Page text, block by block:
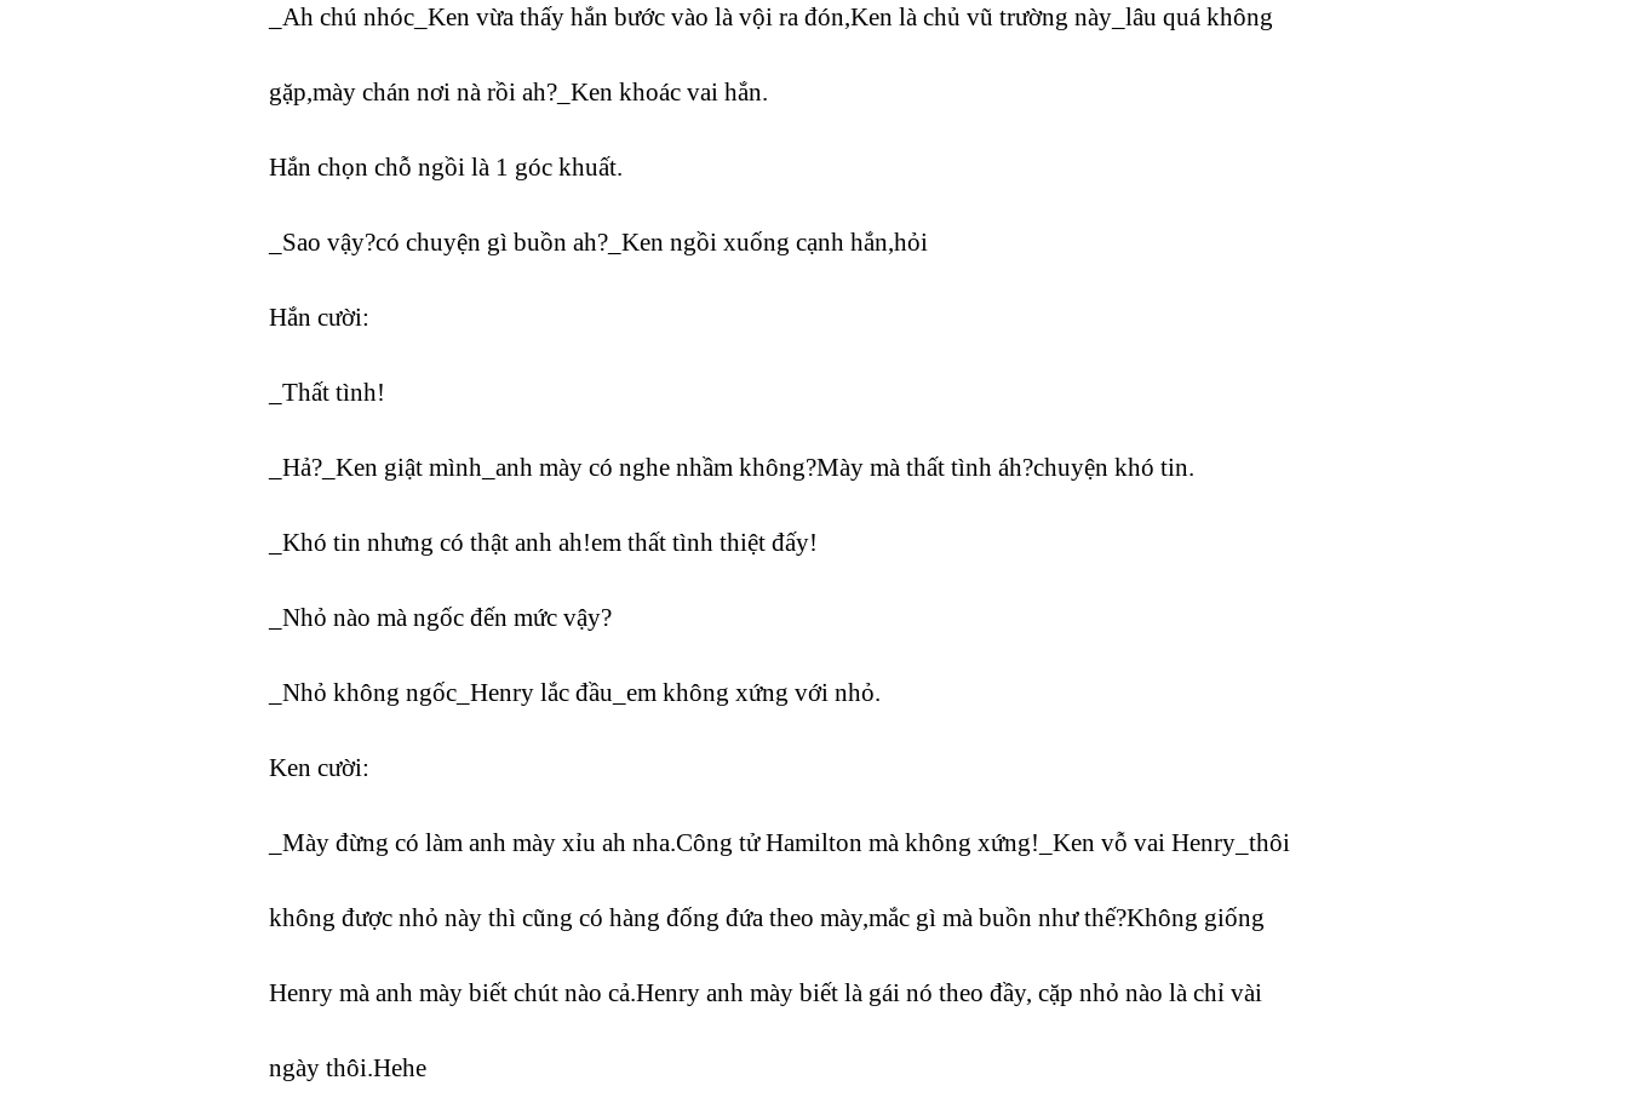
_Ah chú nhóc_Ken vừa thấy hắn bước vào là vội ra đón,Ken là chủ vũ trường này_lâu quá không
gặp,mày chán nơi nà rồi ah?_Ken khoác vai hắn.
Hắn chọn chỗ ngồi là 1 góc khuất.
_Sao vậy?có chuyện gì buồn ah?_Ken ngồi xuống cạnh hắn,hỏi
Hắn cười:
_Thất tình!
_Hả?_Ken giật mình_anh mày có nghe nhầm không?Mày mà thất tình áh?chuyện khó tin.
_Khó tin nhưng có thật anh ah!em thất tình thiệt đấy!
_Nhỏ nào mà ngốc đến mức vậy?
_Nhỏ không ngốc_Henry lắc đầu_em không xứng với nhỏ.
Ken cười:
_Mày đừng có làm anh mày xỉu ah nha.Công tử Hamilton mà không xứng!_Ken vỗ vai Henry_thôi
không được nhỏ này thì cũng có hàng đống đứa theo mày,mắc gì mà buồn như thế?Không giống
Henry mà anh mày biết chút nào cả.Henry anh mày biết là gái nó theo đầy, cặp nhỏ nào là chỉ vài
ngày thôi.Hehe